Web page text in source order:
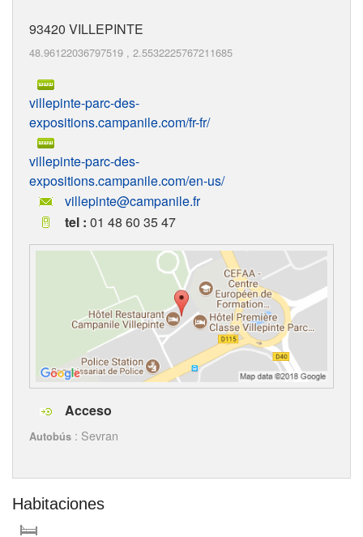
93420 VILLEPINTE
48.96122036797519 , 2.5532225767211685
villepinte-parc-des-
expositions.campanile.com/fr-fr/
villepinte-parc-des-
expositions.campanile.com/en-us/
villepinte@campanile.fr
tel : 01 48 60 35 47
Acceso
Autobús : Sevran
Habitaciones